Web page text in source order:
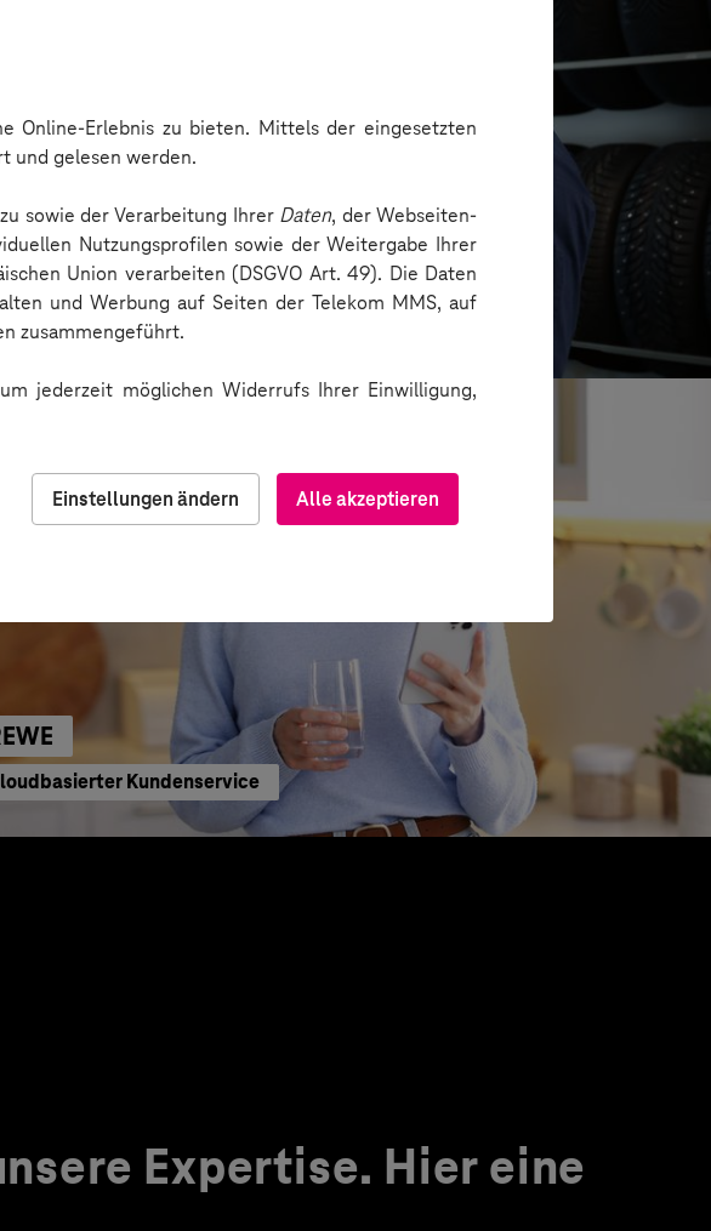
Online-Erlebnis zu bieten. Mittels der eingesetzten
und gelesen werden.
sowie der Verarbeitung Ihrer Daten, der Webseiten-
Nutzungsprofilen sowie der Weitergabe Ihrer
Union verarbeiten (DSGVO Art. 49). Die Daten
und Werbung auf Seiten der Telekom MMS, auf
zusammengeführt.
jederzeit möglichen Widerrufs Ihrer Einwilligung,
Alle akzeptieren
Einstellungen ändern
GmbH
GPT für eine sichere und effiziente KI-Nutzung
Kundenservice
Expertise. Hier eine